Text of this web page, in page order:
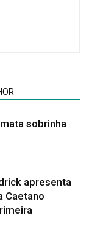
sobrinha
apresenta
Caetano